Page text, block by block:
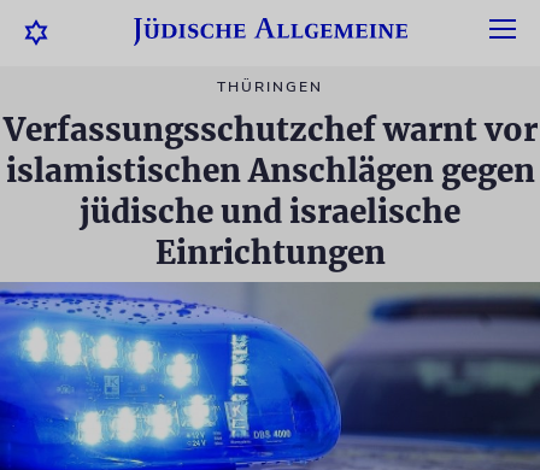
THÜRINGEN
Verfassungsschutzchef warnt vor
islamistischen Anschlägen gegen
jüdische und israelische
Einrichtungen